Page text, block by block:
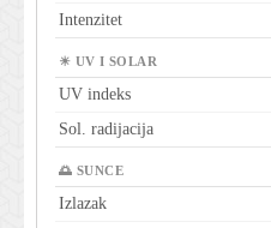
Intenzitet
☀ UV I SOLAR
UV indeks
Sol. radijacija
🌅 SUNCE
Izlazak